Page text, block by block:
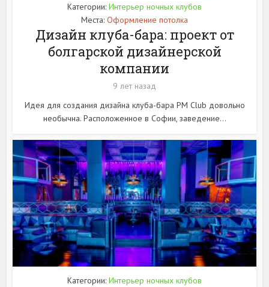
Категории: Интерьер ночных клубов
Места: Оформление потолка
Дизайн клуба-бара: проект от
болгарской дизайнерской
компании
9 лет назад
Идея для создания дизайна клуба-бара PM Club довольно
необычна. Расположенное в Софии, заведение...
Категории: Интерьер ночных клубов